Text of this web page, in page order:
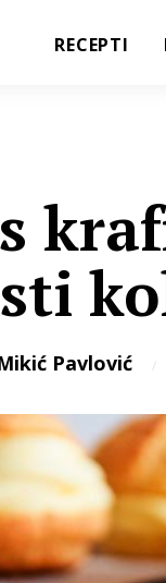
RECEPTI
Pavlović